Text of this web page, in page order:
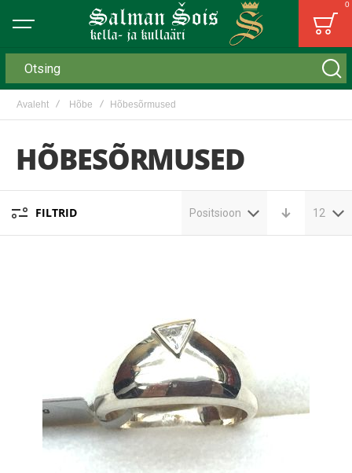
Bag
0
Otsing
Avaleht Hõbe Hõbesõrmused
HÕBESÕRMUSED
FILTRID Positsioon 12